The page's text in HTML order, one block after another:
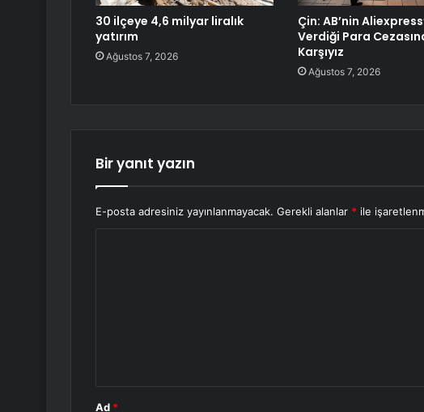
30 ilçeye 4,6 milyar liralık
yatırım
Ağustos 7, 2026
Çin: AB’nin
Verdiği Para
Karşıyız
Ağustos 7, 2026
Bir yanıt yazın
E-posta adresiniz yayınlanmayacak. Gerekli alanlar * ile
Ad *